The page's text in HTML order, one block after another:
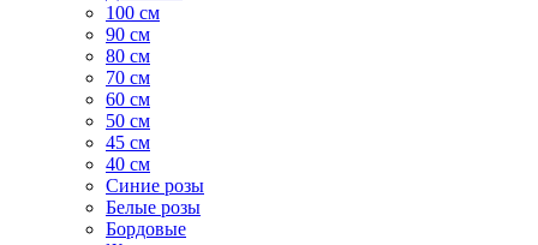
100 см
90 см
80 см
70 см
60 см
50 см
45 см
40 см
Cиние розы
Белые розы
Бордовые